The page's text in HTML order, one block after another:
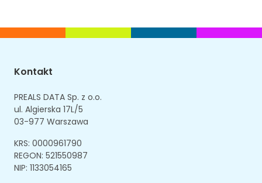
Kontakt
PREALS DATA Sp. z o.o.
ul. Algierska 17L/5
03-977 Warszawa
KRS: 0000961790
REGON: 521550987
NIP: 1133054165